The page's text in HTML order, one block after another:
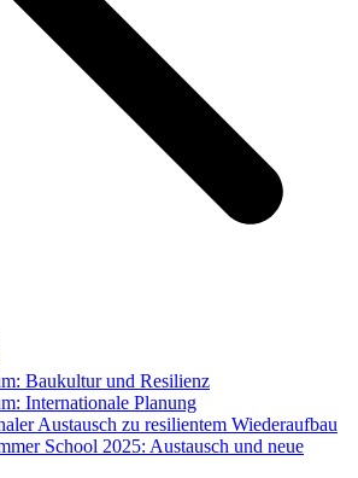
Baukultur und Resilienz
Internationale Planung
Austausch zu resilientem Wiederaufbau
School 2025: Austausch und neue